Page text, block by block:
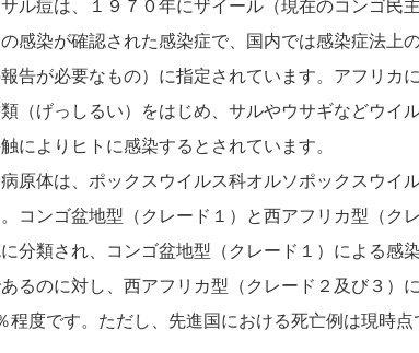
ル痘は、１９７０年にザイール（現在のコンゴ民
感染が確認された感染症で、国内では感染症法上
告が必要なもの）に指定されています。アフリカ
（げっしるい）をはじめ、サルやウサギなどウイ
によりヒトに感染するとされています。
原体は、ポックスウイルス科オルソポックスウイ
。コンゴ盆地型（クレード１）と西アフリカ型（ク
分類され、コンゴ盆地型（クレード１）による感
るのに対し、西アフリカ型（クレード２及び３）
程度です。ただし、先進国における死亡例は現時